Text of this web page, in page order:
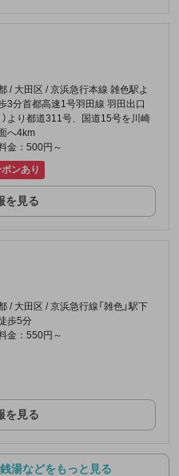
/ 大田区 / 京浜急行本線 雑色駅よ
3分首都高速1号羽田線 羽田出口
）より都道311号、国道15号を川崎
へ4km
金：500円～
ンあり
を見る
/ 大田区 / 京浜急行線「雑色」駅下
歩5分
金：550円～
を見る
湯などをもっと見る